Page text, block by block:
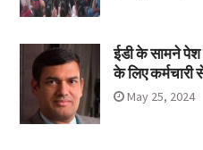
ईडी के सामने पेश
के लिए कर्मचारी
May 25, 2024